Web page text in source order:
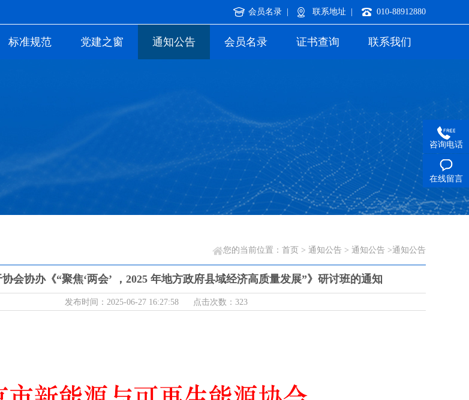
会员名录 | 联系地址 | 010-88912880
标准规范 党建之窗 通知公告 会员名录 证书查询 联系我们
您的当前位置： 首页 > 通知公告 > 通知公告 >通知公告
会协办《“聚焦‘两会’ ，2025 年地方政府县域经济高质量发展”》研讨班的通知
发布时间：2025-06-27 16:27:58 点击次数：323
咨询电话
在线留言